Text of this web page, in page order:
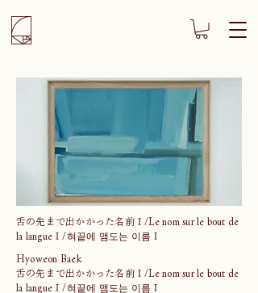
舌の先まで出かかった名前Ⅰ/Le nom sur le bout de
la langueⅠ/혀끝에 맴도는 이름Ⅰ
Hyoweon Baek
舌の先まで出かかった名前Ⅰ/Le nom sur le bout de
la langueⅠ/혀끝에 맴도는 이름Ⅰ